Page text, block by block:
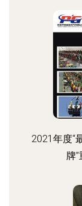
2021年度“
牌